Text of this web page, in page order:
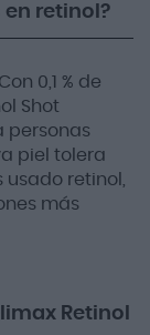
en retinol?
0,1 % de
Shot
personas
piel tolera
retinol,
más
Retinol